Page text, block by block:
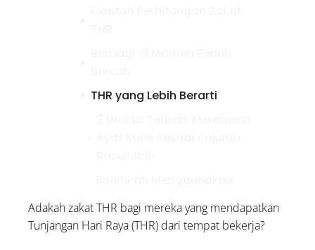
THR yang Lebih Berarti
Pengobatan Orang Sakit?
Adakah zakat THR bagi mereka yang mendapatkan
Tunjangan Hari Raya (THR) dari tempat bekerja?